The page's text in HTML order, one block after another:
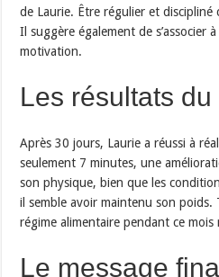
de Laurie. Être régulier et discipliné
Il suggère également de s’associer
motivation.
Les résultats
Après 30 jours, Laurie a réussi à
seulement 7 minutes, une
son physique, bien que les
il semble avoir maintenu son
régime alimentaire pendant ce mois
Le message